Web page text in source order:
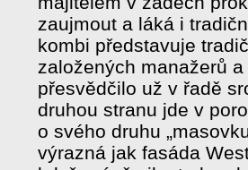
zaujmout a láká i
kombi představuje
založených manažerů
přesvědčilo už v řadě
druhou stranu jde v
o svého druhu
výrazná jak fasáda